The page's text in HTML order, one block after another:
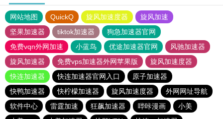
网站地图 QuickQ 旋风加速度器
旋风加速
坚果加速器
tiktok加速器
狗急加速器官网
免费vqn外网加速
小蓝鸟 优途加速器官网
风驰加速器
旋风加速器
免费vps加速器外网苹果版
旋风加速度器
快连加速器
快连加速器官网入口
原子加速器
快鸭加速器
快柠檬加速器 旋风加速度器
外网网址导航
软件中心
雷霆加速 狂飙加速器 哔咔漫画
小美